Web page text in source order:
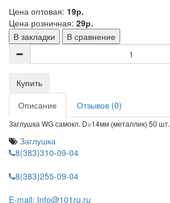
Цена оптовая: 19р.
Цена розничная: 29р.
В закладки
В сравнение
Купить
Описание
Отзывов (0)
Заглушка WG самокл. D=14мм (металлик) 50 шт.
Заглушка
8(383)310-09-04
8(383)255-09-04
E-mail: Info@101ru.ru